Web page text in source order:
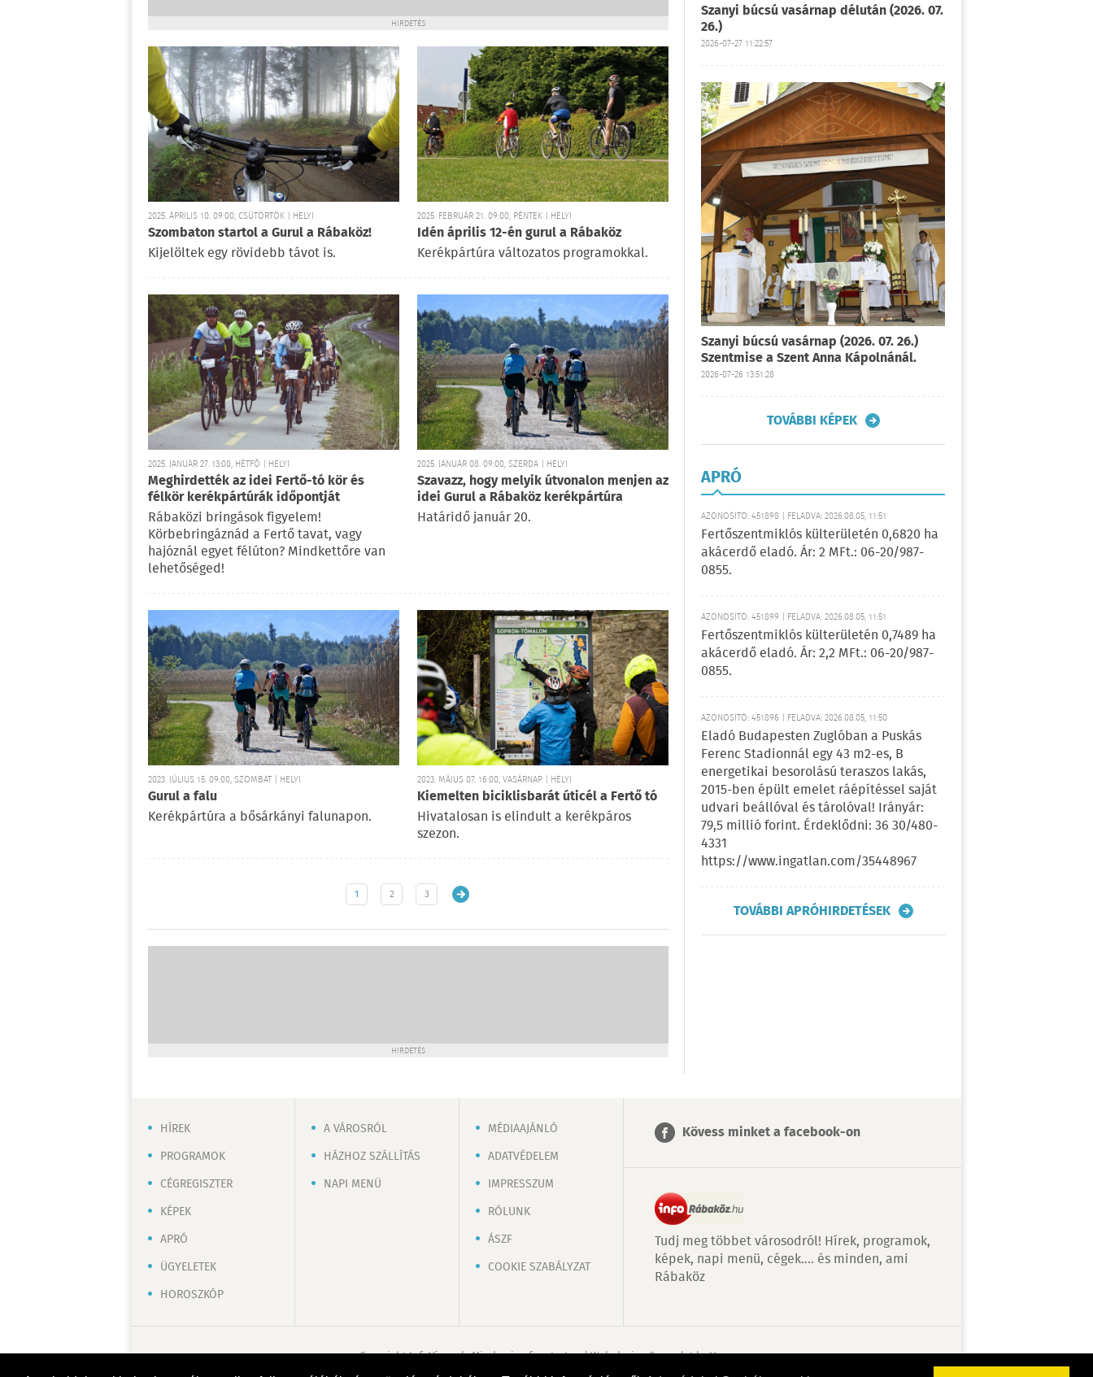
HIRDETÉS
2025. ÁPRILIS 10. 09:00, CSÜTÖRTÖK | HELYI
Szombaton startol a Gurul a Rábaköz!
Kijelöltek egy rövidebb távot is.
2025. FEBRUÁR 21. 09:00, PÉNTEK | HELYI
Idén április 12-én gurul a Rábaköz
Kerékpártúra változatos programokkal.
2025. JANUÁR 27. 13:00, HÉTFŐ | HELYI
Meghirdették az idei Fertő-tó kör és
félkör kerékpártúrák időpontját
Rábaközi bringások figyelem!
Körbebringáznád a Fertő tavat, vagy
hajóznál egyet félúton? Mindkettőre van
lehetőséged!
2025. JANUÁR 08. 09:00, SZERDA | HELYI
Szavazz, hogy melyik útvonalon menjen az
idei Gurul a Rábaköz kerékpártúra
Határidő január 20.
2023. JÚLIUS 15. 09:00, SZOMBAT | HELYI
Gurul a falu
Kerékpártúra a bősárkányi falunapon.
2023. MÁJUS 07. 16:00, VASÁRNAP | HELYI
Kiemelten biciklisbarát úticél a Fertő tó
Hivatalosan is elindult a kerékpáros
szezon.
1 2 3
HIRDETÉS
Szanyi búcsú vasárnap délután (2026. 07.
26.)
2026-07-27 11:22:57
Szanyi búcsú vasárnap (2026. 07. 26.)
Szentmise a Szent Anna Kápolnánál.
2026-07-26 13:51:28
TOVÁBBI KÉPEK
APRÓ
AZONOSÍTÓ: 451898 | FELADVA: 2026.08.05, 11:51
Fertőszentmiklós külterületén 0,6820 ha
akácerdő eladó. Ár: 2 MFt.: 06-20/987-
0855.
AZONOSÍTÓ: 451899 | FELADVA: 2026.08.05, 11:51
Fertőszentmiklós külterületén 0,7489 ha
akácerdő eladó. Ár: 2,2 MFt.: 06-20/987-
0855.
AZONOSÍTÓ: 451896 | FELADVA: 2026.08.05, 11:50
Eladó Budapesten Zuglóban a Puskás
Ferenc Stadionnál egy 43 m2-es, B
energetikai besorolású teraszos lakás,
2015-ben épült emelet ráépítéssel saját
udvari beállóval és tárolóval! Irányár:
79,5 millió forint. Érdeklődni: 36 30/480-
4331
https://www.ingatlan.com/35448967
TOVÁBBI APRÓHIRDETÉSEK
HÍREK
PROGRAMOK
CÉGREGISZTER
KÉPEK
APRÓ
ÜGYELETEK
HOROSZKÓP
A VÁROSRÓL
HÁZHOZ SZÁLLÍTÁS
NAPI MENÜ
MÉDIAAJÁNLÓ
ADATVÉDELEM
IMPRESSZUM
RÓLUNK
ÁSZF
COOKIE SZABÁLYZAT
Kövess minket a facebook-on
Tudj meg többet városodról! Hírek, programok,
képek, napi menü, cégek…. és minden, ami
Rábaköz
Copyright InfoVárosok. Minden jog fenntartva. | Web design & arculat byVoov